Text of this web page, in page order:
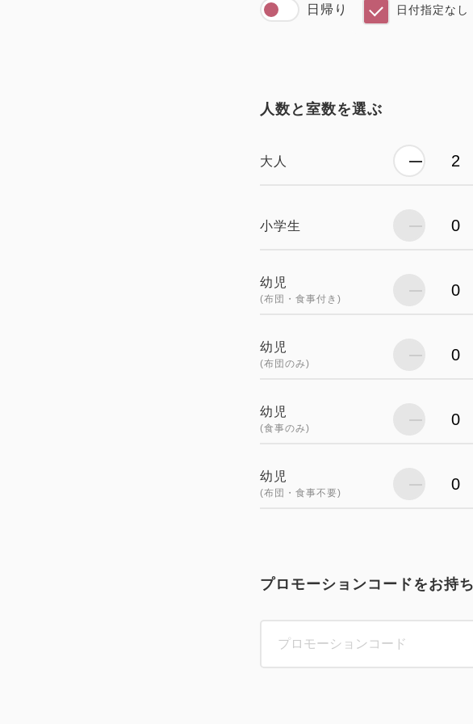
日帰り 日付指定なし
人数と室数を選ぶ
大人
小学生
幼児
(布団・食事付き)
幼児
(布団のみ)
幼児
(食事のみ)
幼児
(布団・食事不要)
プロモーションコードをお持